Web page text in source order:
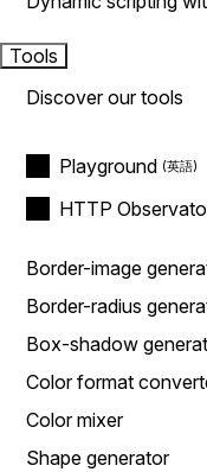
Tools
Discover our tools
Playground
HTTP
Border-image
Border-radius
Box-shadow
Color format
Color mixer
Shape generator